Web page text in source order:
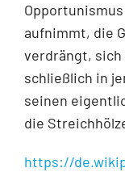
aufnimmt, die
verdrängt, sich
schließlich in
seinen
die
https://